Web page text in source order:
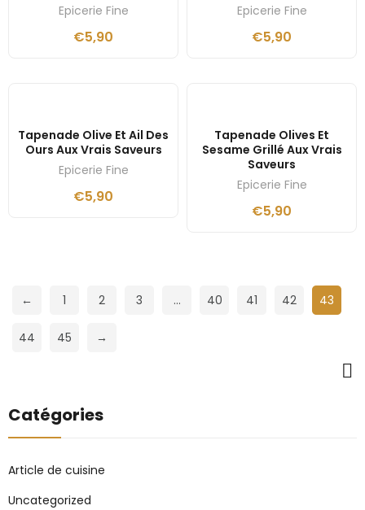
Epicerie Fine
€5,90
Epicerie Fine
€5,90
Tapenade Olive Et Ail Des
Ours Aux Vrais Saveurs
Epicerie Fine
€5,90
Tapenade Olives Et
Sesame Grillé Aux Vrais
Saveurs
Epicerie Fine
€5,90
← 1 2 3 … 40 41 42 43
44 45 →
Catégories
Article de cuisine
Uncategorized